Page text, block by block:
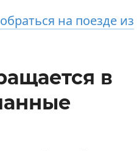
на поезде из
в